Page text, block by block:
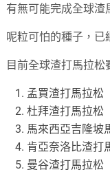
有無可能完成全球渣
呢粒可怕的種子，
目前全球渣打馬拉松
孟買渣打馬拉松
杜拜渣打馬拉松
馬來西亞吉隆坡
肯亞奈洛比渣打
曼谷渣打馬拉松